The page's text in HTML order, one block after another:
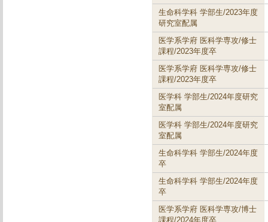
生命科学科 学部生/2023年度
研究室配属
医学系学府 医科学専攻/修士
課程/2023年度卒
医学系学府 医科学専攻/修士
課程/2023年度卒
医学科 学部生/2024年度研究
室配属
医学科 学部生/2024年度研究
室配属
生命科学科 学部生/2024年度
卒
生命科学科 学部生/2024年度
卒
医学系学府 医科学専攻/博士
課程/2024年度卒